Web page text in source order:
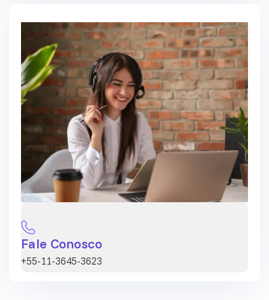
Fale Conosco
+55-11-3645-3623